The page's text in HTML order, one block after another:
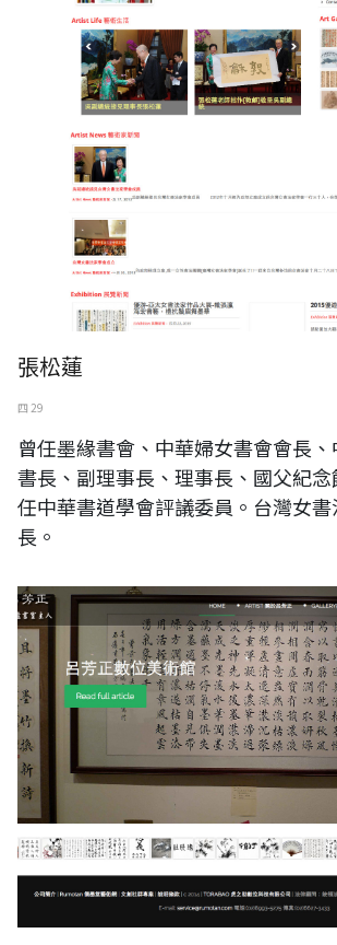
張松蓮
四 29
曾任墨緣書會、中華婦女書會會長
書長、副理事長、理事長、國父紀
任中華書道學會評議委員。台灣女
長。